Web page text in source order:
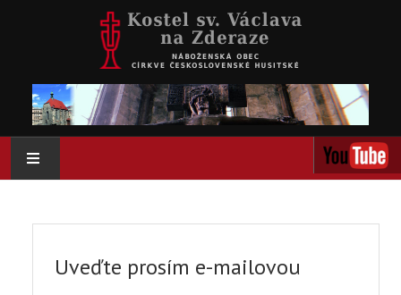
Uveďte prosím e-mailovou